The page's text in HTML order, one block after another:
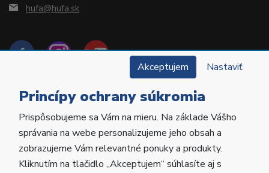
hufa@hufa.sk
Copyright © 2022 Hu-Fa Dental a.s. Všetky práva
vyhradené.
Akceptujem Nastaviť
Princípy ochrany súkromia
Prispôsobujeme sa Vám na mieru. Na základe Vášho
správania na webe personalizujeme jeho obsah a
zobrazujeme Vám relevantné ponuky a produkty.
Kliknutím na tlačidlo „Akceptujem“ súhlasíte aj s